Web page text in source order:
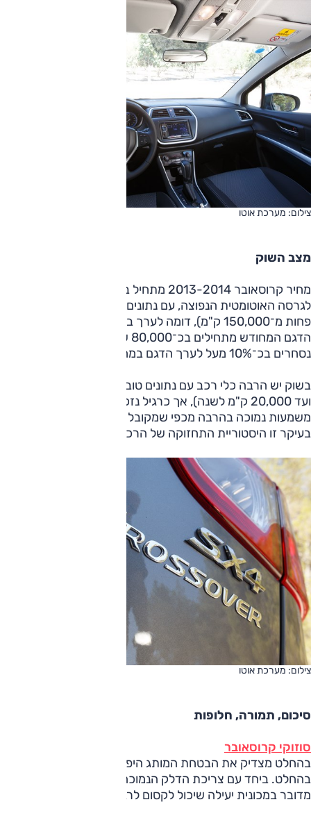
צילום: מערכת אוטו
מצב השוק
לגרסה האוטומטית הנפוצה, עם נתונים טובים (יד ראשונה־שנייה,
פחות מ־150,000 ק"מ), דומה לערך במחירון לוי יצחק. מחירי
הדגם המחודש מתחילים בכ־80,000 שקלים, מכאשר לרוב הם
נסחרים בכ־10% מעל לערך הדגם במחירון.
בשוק יש הרבה כלי רכב עם נתונים טובים (מספר בעלויות נמוך
ועד 20,000 ק"מ לשנה), אך כרגיל נזכיר כי לנתונים אלו
משמעות נמוכה בהרבה מכפי שמקובל לחשוב, ומה שמשנה
בעיקר זו היסטוריית התחזוקה של הרכב.
צילום: מערכת אוטו
סיכום, תמורה, חלופות
סוזוקי קרוסאובר
בהחלט מצדיק את הבטחת המותג היפני, מדובר בדגם אמין
בהחלט. ביחד עם צריכת הדלק הנמוכה ומרחב הפנים הנדיב,
מדובר במכונית יעילה שיכול לקסום לרבים.